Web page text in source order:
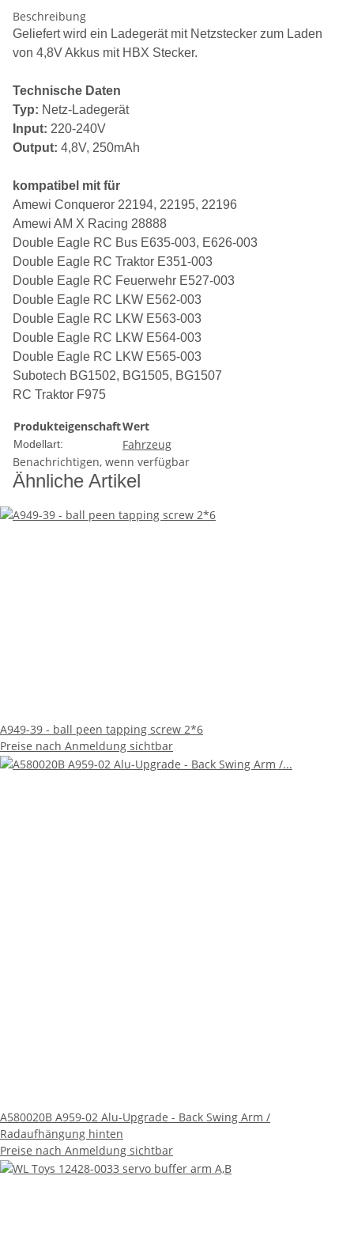
Beschreibung
Geliefert wird ein Ladegerät mit Netzstecker zum Laden
von 4,8V Akkus mit HBX Stecker.
Technische Daten
Typ: Netz-Ladegerät
Input: 220-240V
Output: 4,8V, 250mAh
kompatibel mit für
Amewi Conqueror 22194, 22195, 22196
Amewi AM X Racing 28888
Double Eagle RC Bus E635-003, E626-003
Double Eagle RC Traktor E351-003
Double Eagle RC Feuerwehr E527-003
Double Eagle RC LKW E562-003
Double Eagle RC LKW E563-003
Double Eagle RC LKW E564-003
Double Eagle RC LKW E565-003
Subotech BG1502, BG1505, BG1507
RC Traktor F975
ProdukteigenschaftWert
Modellart:
Fahrzeug
Benachrichtigen, wenn verfügbar
Ähnliche Artikel
A949-39 - ball peen tapping screw 2*6
Preise nach Anmeldung sichtbar
A580020B A959-02 Alu-Upgrade - Back Swing Arm /
Radaufhängung hinten
Preise nach Anmeldung sichtbar